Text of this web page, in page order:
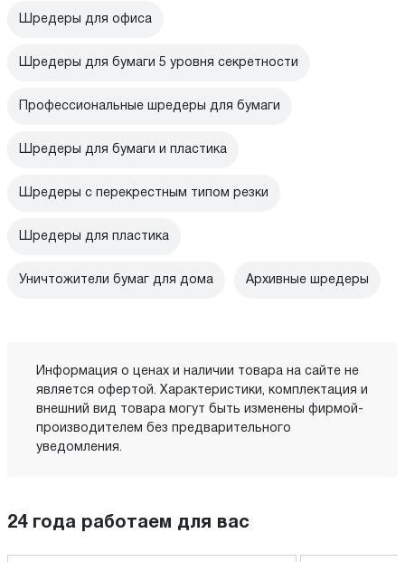
Шредеры для офиса
Шредеры для бумаги 5 уровня секретности
Профессиональные шредеры для бумаги
Шредеры для бумаги и пластика
Шредеры с перекрестным типом резки
Шредеры для пластика
Уничтожители бумаг для дома Архивные шредеры
Информация о ценах и наличии товара на сайте не
является офертой. Характеристики, комплектация и
внешний вид товара могут быть изменены фирмой-
производителем без предварительного
уведомления.
24 года работаем для вас